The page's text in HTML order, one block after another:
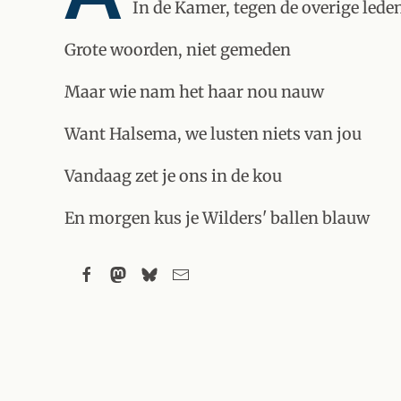
In de Kamer, tegen de overige
Grote woorden, niet gemeden
Maar wie nam het haar nou nauw
Want Halsema, we lusten niets van jou
Vandaag zet je ons in de kou
En morgen kus je Wilders' ballen blauw